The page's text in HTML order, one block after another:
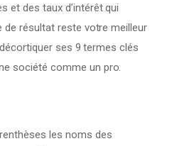
et des taux d’intérêt qui
résultat reste votre meilleur
ses 9 termes clés
société comme un pro.
les noms des